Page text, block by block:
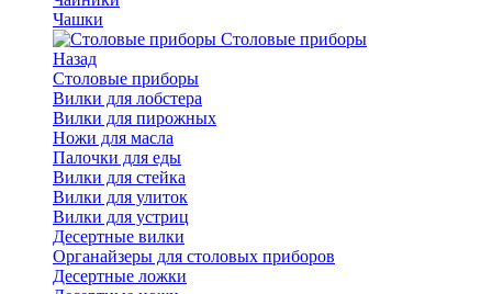
Чашки
Cтоловые приборы
Назад
Cтоловые приборы
Вилки для лобстера
Вилки для пирожных
Ножи для масла
Палочки для еды
Вилки для стейка
Вилки для улиток
Вилки для устриц
Десертные вилки
Органайзеры для столовых приборов
Десертные ложки